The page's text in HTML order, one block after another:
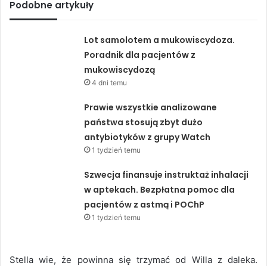
Podobne artykuły
Lot samolotem a mukowiscydoza.
Poradnik dla pacjentów z
mukowiscydozą
4 dni temu
Prawie wszystkie analizowane
państwa stosują zbyt dużo
antybiotyków z grupy Watch
1 tydzień temu
Szwecja finansuje instruktaż inhalacji
w aptekach. Bezpłatna pomoc dla
pacjentów z astmą i POChP
1 tydzień temu
Stella wie, że powinna się trzymać od Willa z daleka.